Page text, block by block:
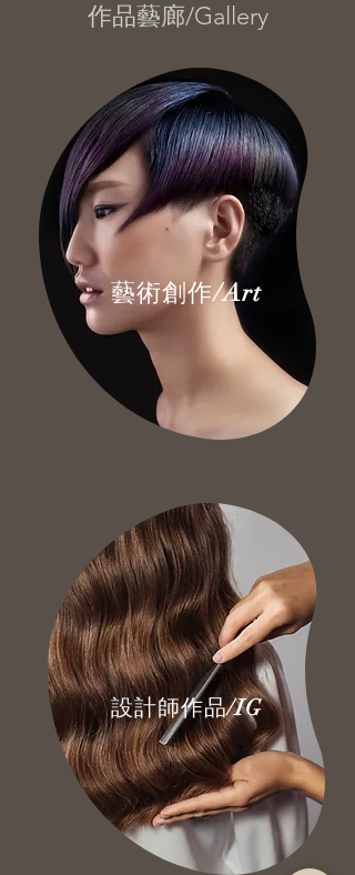
作品藝廊/Gallery
藝術創作/Art
設計師作品/IG